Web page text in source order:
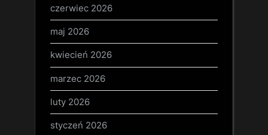
czerwiec 2026
maj 2026
kwiecień 2026
marzec 2026
luty 2026
styczeń 2026